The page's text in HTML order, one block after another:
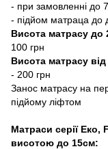
- при замовленні до
- підйом матраца до
Висота матрасу до
100 грн
Висота матрасу
- 200 грн
Занос матрасу на
підйому ліфтом
Матраси серії Еко,
висотою до 15см: